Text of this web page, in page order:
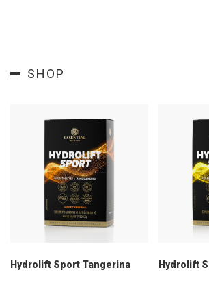
SHOP
Hydrolift Sport Tangerina Hydrolift